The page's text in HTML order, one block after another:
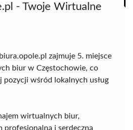
- Twoje Wirtualne
zajmuje 5. miejsce
biur w Częstochowie, co
pozycji wśród lokalnych usług
wirtualnych biur,
profesjonalną i serdeczną